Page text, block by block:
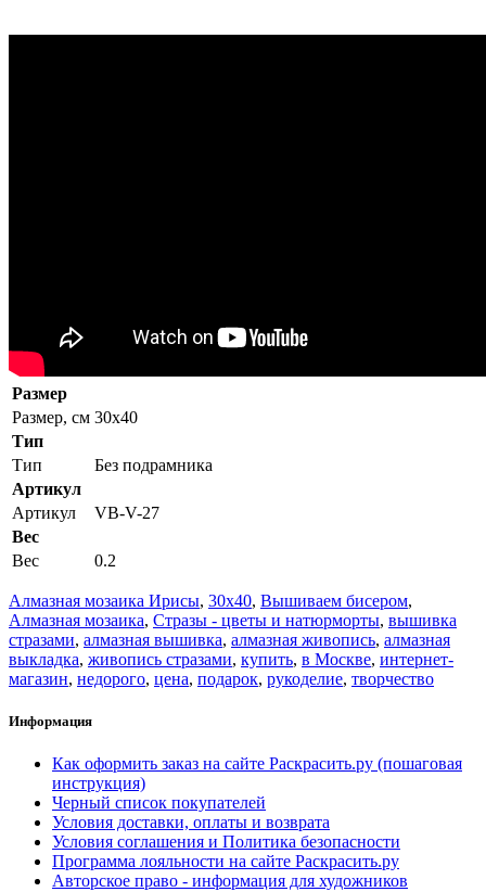
Размер
Размер, см 30x40
Тип
Тип
Без подрамника
Артикул
Артикул
VB-V-27
Вес
Вес
0.2
Алмазная мозаика Ирисы, 30x40, Вышиваем бисером,
Алмазная мозаика, Стразы - цветы и натюрморты, вышивка
стразами, алмазная вышивка, алмазная живопись, алмазная
выкладка, живопись стразами, купить, в Москве, интернет-
магазин, недорого, цена, подарок, рукоделие, творчество
Информация
Как оформить заказ на сайте Раскрасить.ру (пошаговая
инструкция)
Черный список покупателей
Условия доставки, оплаты и возврата
Условия соглашения и Политика безопасности
Программа лояльности на сайте Раскрасить.ру
Авторское право - информация для художников